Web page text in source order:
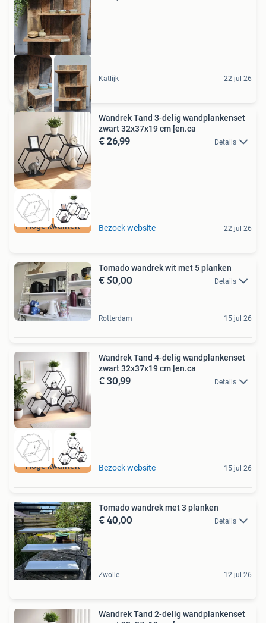
Katlijk 22 jul 26
Hoge kwaliteit
Wandrek Tand 3-delig wandplankenset
zwart 32x37x19 cm [en.ca
€ 26,99 Details
Bezoek website 22 jul 26
Tomado wandrek wit met 5 planken
€ 50,00 Details
Rotterdam 15 jul 26
Hoge kwaliteit
Wandrek Tand 4-delig wandplankenset
zwart 32x37x19 cm [en.ca
€ 30,99 Details
Bezoek website 15 jul 26
Tomado wandrek met 3 planken
€ 40,00 Details
Zwolle 12 jul 26
Wandrek Tand 2-delig wandplankenset